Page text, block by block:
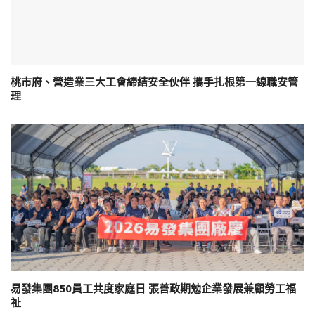
桃市府、營造業三大工會締結安全伙伴 攜手扎根第一線職安管
理
易發集團850員工共度家庭日 張善政期勉企業發展兼顧勞工福
祉